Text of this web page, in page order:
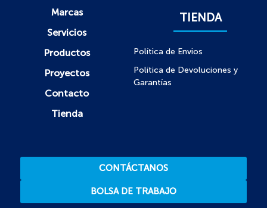
Marcas
Servicios
Productos
Proyectos
Contacto
Tienda
TIENDA
Política de Envios
Política de Devoluciones y
Garantías
CONTÁCTANOS
BOLSA DE TRABAJO